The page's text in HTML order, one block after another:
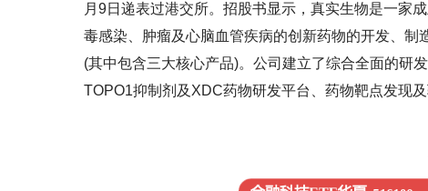
月9日递表过港交所。招股书显示，真实生物是一家
毒感染、肿瘤及心脑血管疾病的创新药物的开发、
(其中包含三大核心产品)。公司建立了综合全面的研
TOPO1抑制剂及XDC药物研发平台、药物靶点发现